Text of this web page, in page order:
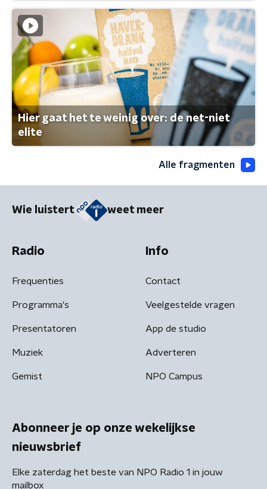
Hier gaat het te weinig over: de net-niet
elite
Alle fragmenten
Wie luistert weet meer
Radio
Frequenties
Programma's
Presentatoren
Muziek
Gemist
Info
Contact
Veelgestelde vragen
App de studio
Adverteren
NPO Campus
Abonneer je op onze wekelijkse
nieuwsbrief
Elke zaterdag het beste van NPO Radio 1 in jouw
mailbox